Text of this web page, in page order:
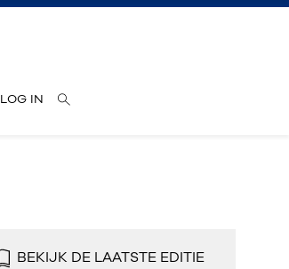
LOG IN
BEKIJK DE LAATSTE EDITIE